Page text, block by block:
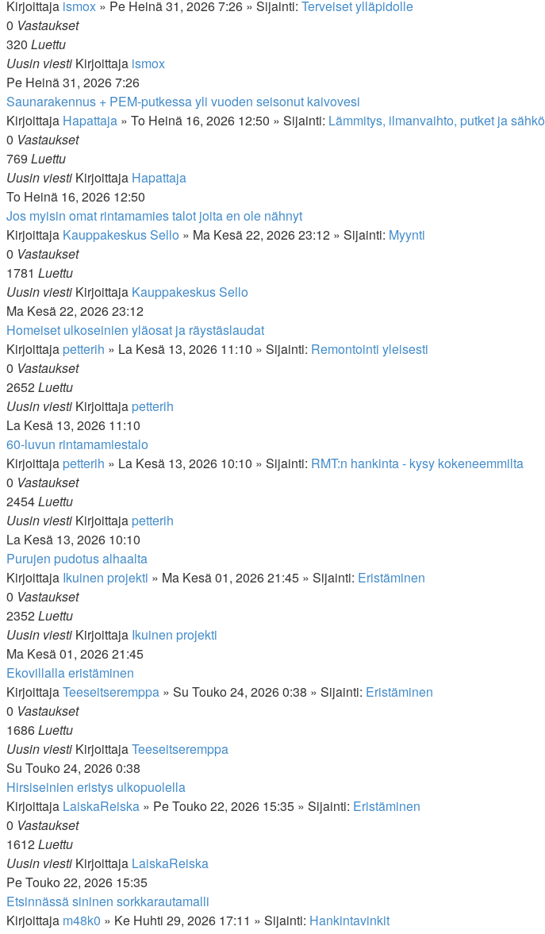
Kirjoittaja ismox » Pe Heinä 31, 2026 7:26 » Sijainti: Terveiset ylläpidolle
0 Vastaukset
320 Luettu
Uusin viesti Kirjoittaja ismox
Pe Heinä 31, 2026 7:26
Saunarakennus + PEM-putkessa yli vuoden seisonut kaivovesi
Kirjoittaja Hapattaja » To Heinä 16, 2026 12:50 » Sijainti: Lämmitys, ilmanvaihto, putket ja sähkö
0 Vastaukset
769 Luettu
Uusin viesti Kirjoittaja Hapattaja
To Heinä 16, 2026 12:50
Jos myisin omat rintamamies talot joita en ole nähnyt
Kirjoittaja Kauppakeskus Sello » Ma Kesä 22, 2026 23:12 » Sijainti: Myynti
0 Vastaukset
1781 Luettu
Uusin viesti Kirjoittaja Kauppakeskus Sello
Ma Kesä 22, 2026 23:12
Homeiset ulkoseinien yläosat ja räystäslaudat
Kirjoittaja petterih » La Kesä 13, 2026 11:10 » Sijainti: Remontointi yleisesti
0 Vastaukset
2652Luettu
Uusin viesti Kirjoittaja petterih
La Kesä 13, 2026 11:10
60-luvun rintamamiestalo
Kirjoittaja petterih » La Kesä 13, 2026 10:10 » Sijainti: RMT:n hankinta - kysy kokeneemmilta
0 Vastaukset
2454Luettu
Uusin viesti Kirjoittaja petterih
La Kesä 13, 2026 10:10
Purujen pudotus alhaalta
Kirjoittaja Ikuinen projekti » Ma Kesä 01, 2026 21:45 » Sijainti: Eristäminen
0 Vastaukset
2352Luettu
Uusin viesti Kirjoittaja Ikuinen projekti
Ma Kesä 01, 2026 21:45
Ekovillalla eristäminen
KirjoittajaTeeseitseremppa » Su Touko 24, 2026 0:38 » Sijainti: Eristäminen
0 Vastaukset
1686Luettu
Uusin viesti KirjoittajaTeeseitseremppa
Su Touko 24, 2026 0:38
Hirsiseinien eristys ulkopuolella
Kirjoittaja LaiskaReiska » Pe Touko 22, 2026 15:35 » Sijainti: Eristäminen
0 Vastaukset
1612Luettu
Uusin viesti Kirjoittaja LaiskaReiska
Pe Touko 22, 2026 15:35
Etsinnässä sininen sorkkarautamalli
Kirjoittaja m48k0 » Ke Huhti 29, 2026 17:11 » Sijainti: Hankintavinkit